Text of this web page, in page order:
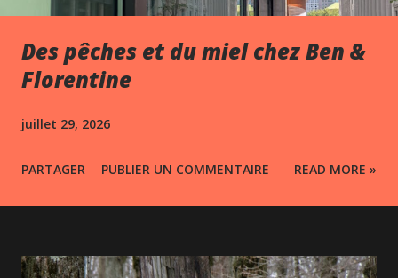
Des pêches et du miel chez Ben &
Florentine
juillet 29, 2026
PARTAGER PUBLIER UN COMMENTAIRE READ MORE »